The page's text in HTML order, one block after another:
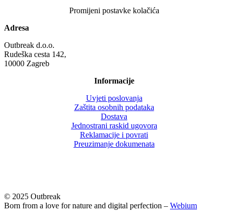
Promijeni postavke kolačića
Adresa
Outbreak d.o.o.
Rudeška cesta 142,
10000 Zagreb
Informacije
Uvjeti poslovanja
Zaštita osobnih podataka
Dostava
Jednostrani raskid ugovora
Reklamacije i povrati
Preuzimanje dokumenata
© 2025 Outbreak
Born from a love for nature and digital perfection – Webium